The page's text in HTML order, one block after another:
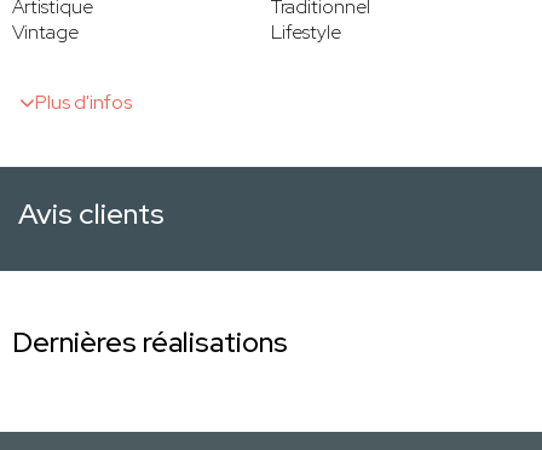
Artistique
Traditionnel
Vintage
Lifestyle
Plus d'infos
Avis clients
Dernières réalisations